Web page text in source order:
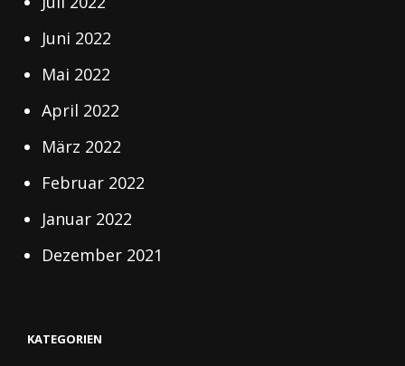
Juni 2022
Mai 2022
April 2022
März 2022
Februar 2022
Januar 2022
Dezember 2021
KATEGORIEN